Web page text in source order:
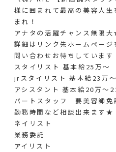
様に囲まれて最高の美容人
まれ！
アナタの活躍チャンス無限
詳細はリンク先ホームペー
問い合わせお待ちしています
スタイリスト 基本給25万～
jrスタイリスト 基本給23万〜
アシスタント 基本給20万～
パートスタッフ 要美容師免
勤務時間など相談出来ます★
ネイリスト
業務委託
アイリスト